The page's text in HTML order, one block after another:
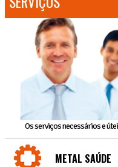
Os serviços necessários e
METAL SAÚDE